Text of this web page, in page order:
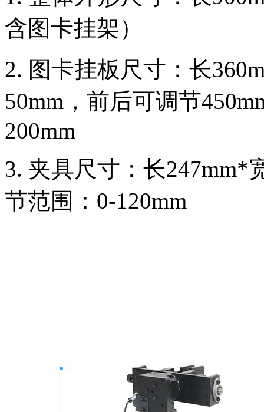
含图卡挂架）
2. 图卡挂板尺寸：长
50mm，前后可调节
200mm
3. 夹具尺寸：长247mm*
节范围：0-120mm